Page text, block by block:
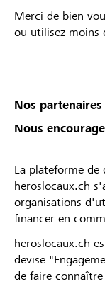
Merci de bien
ou utilisez moins
Nos partenaires
Nous
La plateforme de
heroslocaux.ch
organisations
financer en
heroslocaux.ch
devise
de faire